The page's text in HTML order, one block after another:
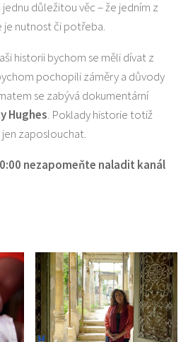
důležitou věc – že jedním z
je nutnost či potřeba.
historii bychom se měli dívat z
pochopili záměry a důvody
se zabývá dokumentární
Hughes. Poklady historie totiž
zaposlouchat.
nezapomeňte naladit kanál